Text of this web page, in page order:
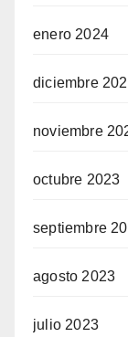
enero 2024
diciembre
noviembre
octubre 2023
septiembre
agosto 2023
julio 2023